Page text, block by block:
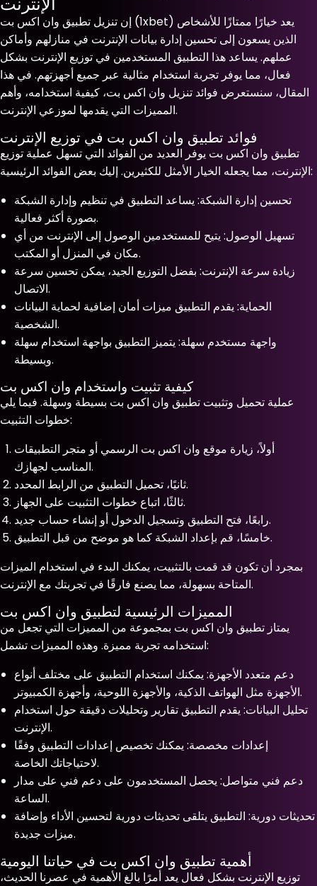
إن تنزيل تطبيق وان اكس بت (1xbet) يعد خيارًا ممتازًا للأشخاص
الذين يسعون إلى تحسين إدارة بيانات الإنترنت في منازلهم وأماكن
عملهم. يساعد هذا التطبيق المستخدمين في توزيع الإنترنت بشكل
فعال، مما يوفر تجربة استخدام مثالية عبر جميع أجهزتهم. في هذا
المقال، سنستعرض فوائد تنزيل وان اكس بت، كيفية استخدامه، وأهم
المميزات التي يقدمها لموزعي الإنترنت.
فوائد تطبيق وان اكس بت في توزيع الإنترنت
تطبيق وان اكس بت يوفر العديد من الفوائد التي تسهل عملية توزيع
الإنترنت، مما يجعله الخيار الأمثل للكثيرين. إليك بعض الفوائد الرئيسية:
تحسين إدارة الشبكة: يساعد التطبيق في تنظيم وإدارة الشبكة
بصورة أكثر فعالية.
تسهيل الوصول: يتيح للمستخدمين الوصول إلى الإنترنت من أي
مكان في المنزل أو المكتب.
زيادة سرعة الإنترنت: بفضل التوزيع الجيد، يمكن تحسين سرعة
الاتصال.
الحماية: يقدم التطبيق ميزات أمان إضافية لحماية البيانات
الشخصية.
واجهة مستخدم سهلة: يتميز التطبيق بواجهة استخدام سهلة
وبسيطة.
كيفية تثبيت واستخدام وان اكس بت
عملية تحميل وتثبيت تطبيق وان اكس بت بسيطة وسهلة. فيما يلي
خطوات التثبيت:
أولاً، زيارة موقع وان اكس بت الرسمي أو متجر التطبيقات
المناسب لجهازك.
ثانيًا، تحميل التطبيق من الرابط المحدد.
ثالثًا، اتباع خطوات التثبيت على الجهاز.
رابعًا، فتح التطبيق وتسجيل الدخول أو إنشاء حساب جديد.
خامسًا، قم بإعداد الشبكة كما هو موضح من قبل التطبيق.
بمجرد أن تكون قد قمت بالتثبيت، يمكنك البدء في استخدام الميزات
المتاحة بسهولة، مما يصنع فارقًا في تجربتك مع الإنترنت.
المميزات الرئيسية لتطبيق وان اكس بت
يمتاز تطبيق وان اكس بت بمجموعة من المميزات التي تجعل من
استخدامه تجربة مميزة. وهذه المميزات تشمل:
دعم متعدد الأجهزة: يمكنك استخدام التطبيق على مختلف أنواع
الأجهزة مثل الهواتف الذكية، والأجهزة اللوحية، وأجهزة الكمبيوتر.
تحليل البيانات: يقدم التطبيق تقارير وتحليلات دقيقة حول استخدام
الإنترنت.
إعدادات مخصصة: يمكنك تخصيص إعدادات التطبيق وفقًا
لاحتياجاتك الخاصة.
دعم فني متواصل: يحصل المستخدمون على دعم فني على مدار
الساعة.
تحديثات دورية: التطبيق يتلقى تحديثات دورية لتحسين الأداء وإضافة
ميزات جديدة.
أهمية تطبيق وان اكس بت في حياتنا اليومية
توزيع الإنترنت بشكل فعال يعد أمرًا بالغ الأهمية في عصرنا الحديث،